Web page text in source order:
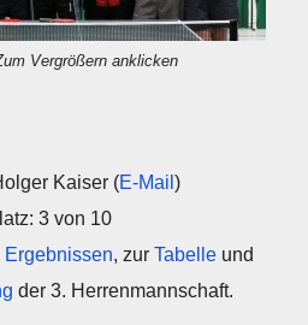
Vergrößern anklicken
Kaiser (E-Mail )
3 von 10
Ergebnissen, zur Tabelle und
der 3. Herrenmannschaft.